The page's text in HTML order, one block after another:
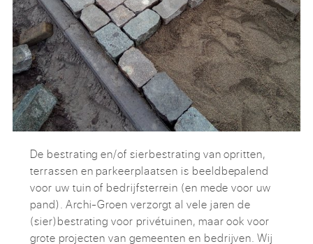
De bestrating en/of sierbestrating van opritten,
terrassen en parkeerplaatsen is beeldbepalend
voor uw tuin of bedrijfsterrein (en mede voor uw
pand). Archi-Groen verzorgt al vele jaren de
(sier)bestrating voor privétuinen, maar ook voor
grote projecten van gemeenten en bedrijven. Wij